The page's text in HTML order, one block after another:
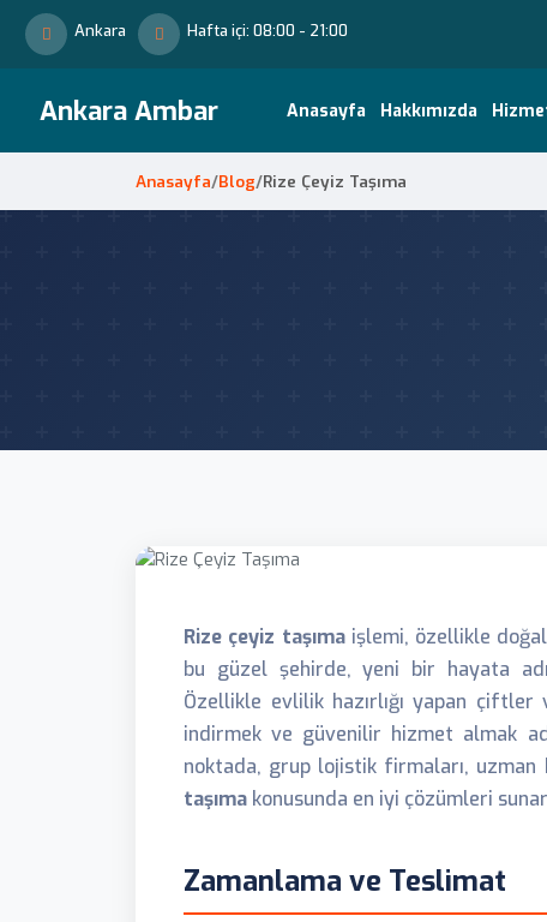
Ankara Hafta içi: 08:00 - 21:00
Ankara Ambar Anasayfa Hakkımızda
Anasayfa/Blog/Rize Çeyiz Taşıma
Rize çeyiz taşımaişlemi, özellikle
bu güzel şehirde, yeni bir hayata
Özellikle evlilik hazırlığı yapan
indirmek ve güvenilir hizmet almak
noktada, grup lojistik firmaları, uzman
taşıma konusunda en iyi çözümleri
Zamanlama ve Teslimat